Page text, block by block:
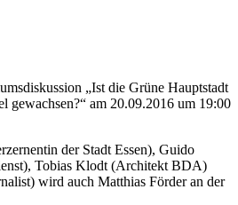
„Ist die Grüne Hauptstadt
gewachsen?“ am 20.09.2016 um 19:00
der Stadt Essen), Guido
Tobias Klodt (Architekt BDA)
wird auch Matthias Förder an der